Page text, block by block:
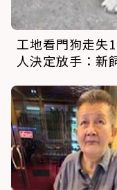
工地看門狗走失
人決定放手：新